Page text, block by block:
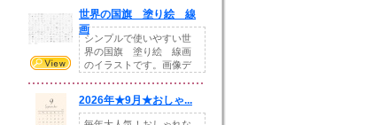
世界の国旗 塗り絵 線
画
シンプルで使いやすい世
界の国旗 塗り絵 線画
のイラストです。画像デ
2026年★9月★おしゃ...